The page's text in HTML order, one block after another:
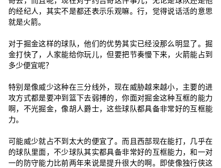
的经纪人，其实不是都还表示乐观嘛。行，觉得说话活的意思
就是火箭。
对于掘金这样的球队，他们的优势其实已经没那么明显了。掘
金打快了，人家能给你玩儿，但要把节奏慢下来，火箭能占到
多少便宜呢？
特别是像威少这种在三分线外，现在威胁越来越小，主要的进
攻方式都是要冲到篮下去弱搏的，你面对掘金这种互框的能力
啊，不光掘金，像胡人爵士，这些球队都具备非常好的互框能
力。
可能威少就占不到太大的便宜了。而且西部现在能打，几乎在
的球队里面，不少球队其实都具备非常好的互框能力，和一对
一的防守能力比前两年来说是提升很大的啊。即使像独行侠这